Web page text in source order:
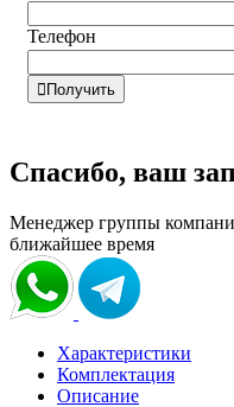
Телефон
 Получить
Спасибо, ваш
Менеджер группы
ближайшее время
Характеристики
Комплектация
Описание